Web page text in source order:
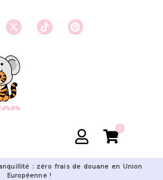
0
: zéro frais de douane en Union
Européenne !